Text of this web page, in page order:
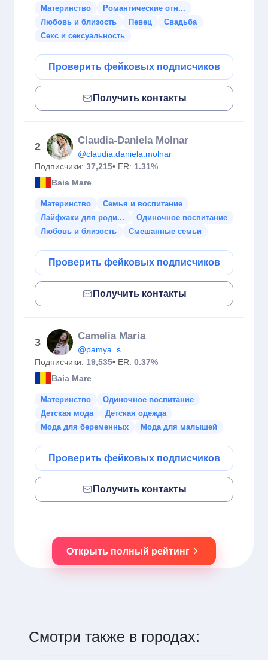
Материнство
Романтические отн...
Любовь и близость
Певец
Свадьба
Секс и сексуальность
Проверить фейковых подписчиков
Получить контакты
2
Claudia-Daniela Molnar
@claudia.daniela.molnar
Подписчики: 37,215• ER: 1.31%
Baia Mare
Материнство
Семья и воспитание
Лайфхаки для роди...
Одиночное воспитание
Любовь и близость
Смешанные семьи
Проверить фейковых подписчиков
Получить контакты
3
Camelia Maria
@pamya_s
Подписчики: 19,535• ER: 0.37%
Baia Mare
Материнство
Одиночное воспитание
Детская мода
Детская одежда
Мода для беременных
Мода для малышей
Проверить фейковых подписчиков
Получить контакты
Открыть полный рейтинг
Смотри также в городах: